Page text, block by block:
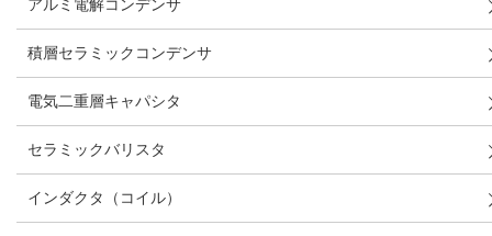
アルミ電解コンデンサ
積層セラミックコンデンサ
電気二重層キャパシタ
セラミックバリスタ
インダクタ（コイル）